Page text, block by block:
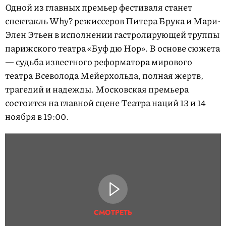
Одной из главных премьер фестиваля станет
спектакль Why? режиссеров Питера Брука и Мари-
Элен Этьен в исполнении гастролирующей труппы
парижского театра «Буф дю Нор». В основе сюжета
— судьба известного реформатора мирового
театра Всеволода Мейерхольда, полная жертв,
трагедий и надежды. Московская премьера
состоится на главной сцене Театра наций 13 и 14
ноября в 19:00.
СМОТРЕТЬ